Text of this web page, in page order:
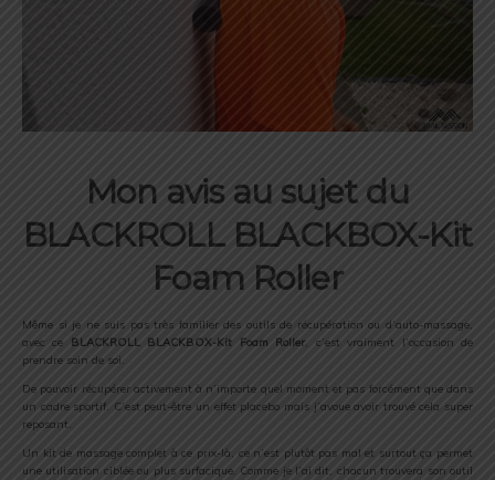
Mon avis au sujet du
BLACKROLL BLACKBOX-Kit
Foam Roller
Même si je ne suis pas très familier des outils de récupération ou d’auto-massage,
avec ce
BLACKROLL BLACKBOX-Kit Foam Roller, c’est vraiment l’occasion de
prendre soin de soi.
De pouvoir récupérer activement à n’importe quel moment et pas forcément que dans
un cadre sportif. C’est peut-être un effet placebo mais j’avoue avoir trouvé cela super
reposant.
Un kit de massage complet à ce prix-là, ce n’est plutôt pas mal et surtout ça permet
une utilisation ciblée ou plus surfacique. Comme je l’ai dit, chacun trouvera son outil